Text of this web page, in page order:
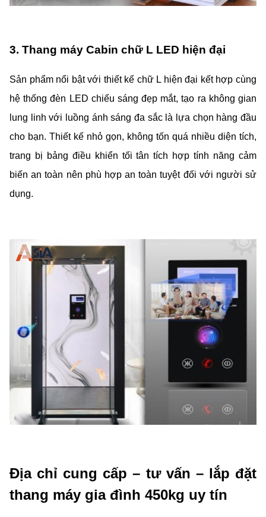
3. Thang máy Cabin chữ L LED hiện đại
Sản phẩm nổi bật với thiết kế chữ L hiện đại kết hợp cùng
hệ thống đèn LED chiếu sáng đẹp mắt, tạo ra không gian
lung linh với luồng ánh sáng đa sắc là lựa chọn hàng đầu
cho bạn. Thiết kế nhỏ gọn, không tốn quá nhiều diện tích,
trang bị bảng điều khiển tối tân tích hợp tính năng cảm
biến an toàn nên phù hợp an toàn tuyệt đối với người sử
dụng.
Địa chỉ cung cấp – tư vấn – lắp đặt
thang máy gia đình 450kg uy tín